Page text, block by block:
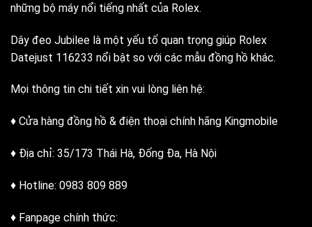
những bộ máy nổi tiếng nhất của Rolex.
Dây đeo Jubilee là một yếu tố quan trọng giúp Rolex
Datejust 116233 nổi bật so với các mẫu đồng hồ khác.
Mọi thông tin chi tiết xin vui lòng liên hệ:
♦ Cửa hàng đồng hồ & điện thoại chính hãng Kingmobile
♦ Địa chỉ: 35/173 Thái Hà, Đống Đa, Hà Nội
♦ Hotline: 0983 809 889
♦ Fanpage chính thức: